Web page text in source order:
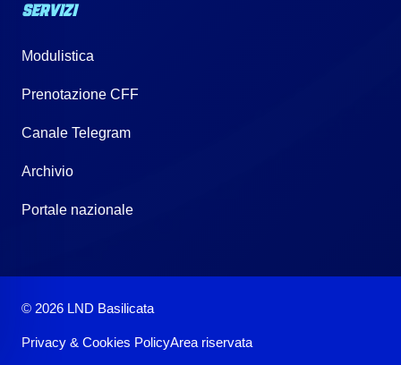
SERVIZI
Modulistica
Prenotazione CFF
Canale Telegram
Archivio
Portale nazionale
© 2026 LND Basilicata
Privacy & Cookies PolicyArea riservata